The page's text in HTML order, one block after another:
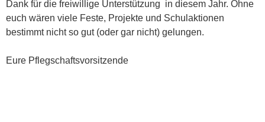
Dank für die freiwillige Unterstützung in diesem Jahr. Ohne
euch wären viele Feste, Projekte und Schulaktionen
bestimmt nicht so gut (oder gar nicht) gelungen.
Eure Pflegschaftsvorsitzende